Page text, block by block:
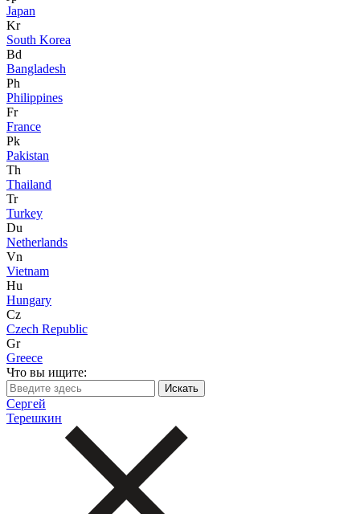
Japan
Kr
South Korea
Bd
Bangladesh
Ph
Philippines
Fr
France
Pk
Pakistan
Th
Thailand
Tr
Turkey
Du
Netherlands
Vn
Vietnam
Hu
Hungary
Cz
Czech Republic
Gr
Greece
Что вы ищите:
Сергей
Терешкин